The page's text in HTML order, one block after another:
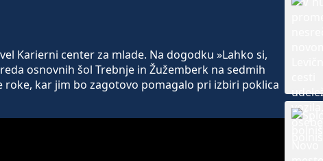
Karierni center za mlade. Na dogodku »Lahko si,
osnovnih šol Trebnje in Žužemberk na sedmih
kar jim bo zagotovo pomagalo pri izbiri poklica